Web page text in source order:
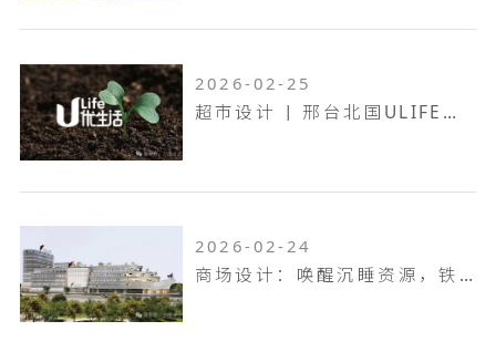
2026-02-25
超市设计 | 邢台北国ULIFE，共生共融，工业底色的烟火叙事！
2026-02-24
商场设计：唤醒沉睡资源，铁岭双燕天河城，狂揽 9.6 万客流